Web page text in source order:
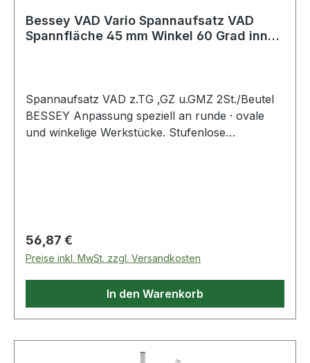
Bessey VAD Vario Spannaufsatz VAD
Spannfläche 45 mm Winkel 60 Grad innen
Spannaufsatz VAD z.TG ,GZ u.GMZ 2St./Beutel
BESSEY Anpassung speziell an runde · ovale
und winkelige Werkstücke. Stufenlose
passend zu: TG , GZ und GMZ
Regulärer Preis:
56,87 €
Preise inkl. MwSt. zzgl. Versandkosten
In den Warenkorb